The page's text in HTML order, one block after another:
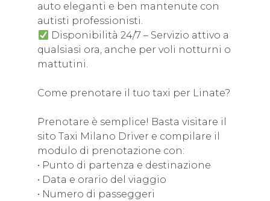
auto eleganti e ben mantenute con
autisti professionisti.
Disponibilità 24/7 – Servizio attivo a
qualsiasi ora, anche per voli notturni o
mattutini.
Come prenotare il tuo taxi per Linate?
Prenotare è semplice! Basta visitare il
sito Taxi Milano Driver e compilare il
modulo di prenotazione con:
• Punto di partenza e destinazione
• Data e orario del viaggio
• Numero di passeggeri